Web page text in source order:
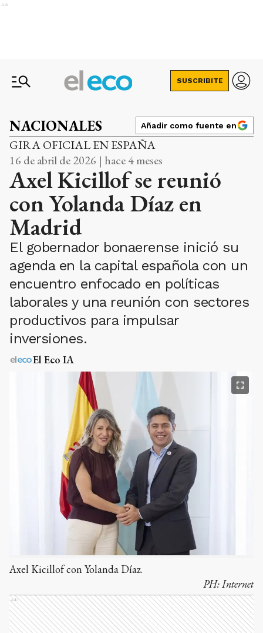
Ads
SUSCRIBITE
NACIONALES Añadir como fuente en
GIRA OFICIAL EN ESPAÑA
16 de abril de 2026 | hace 4 meses
Axel Kicillof se reunió
con Yolanda Díaz en
Madrid
El gobernador bonaerense inició su
agenda en la capital española con un
encuentro enfocado en políticas
laborales y una reunión con sectores
productivos para impulsar
inversiones.
El Eco IA
Axel Kicillof con Yolanda Díaz.
PH:Internet
Ads